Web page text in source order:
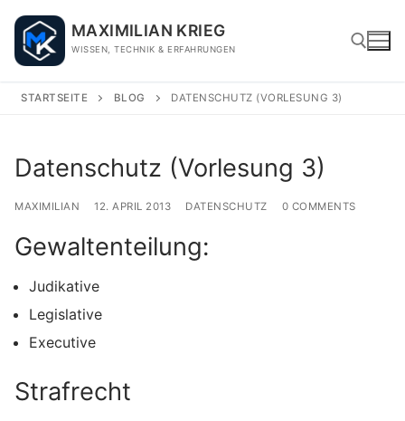
content
MAXIMILIAN KRIEG
WISSEN, TECHNIK & ERFAHRUNGEN
STARTSEITE BLOG DATENSCHUTZ (VORLESUNG 3)
Datenschutz (Vorlesung 3)
MAXIMILIAN 12. APRIL 2013 DATENSCHUTZ 0 COMMENTS
Gewaltenteilung:
Judikative
Legislative
Executive
Strafrecht